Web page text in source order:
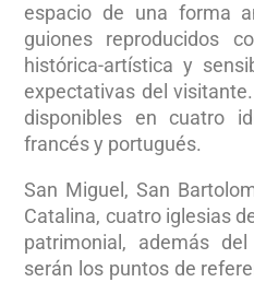
espacio de una forma
guiones reproducidos
histórica-artística y
expectativas del
disponibles en cuatro
francés y portugués.
San Miguel, San
Catalina, cuatro iglesias
patrimonial, además
serán los puntos de